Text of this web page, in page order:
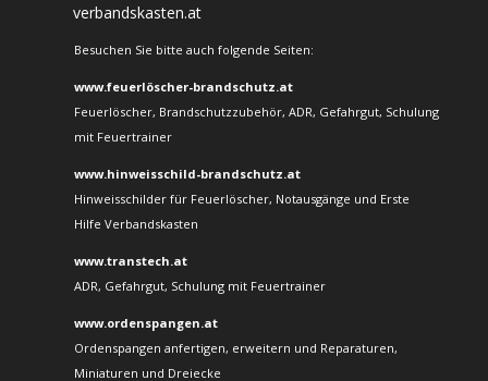
verbandskasten.at
Besuchen Sie bitte auch folgende Seiten:
www.feuerlöscher-brandschutz.at
Feuerlöscher, Brandschutzzubehör, ADR, Gefahrgut, Schulung
mit Feuertrainer
www.hinweisschild-brandschutz.at
Hinweisschilder für Feuerlöscher, Notausgänge und Erste
Hilfe Verbandskasten
www.transtech.at
ADR, Gefahrgut, Schulung mit Feuertrainer
www.ordenspangen.at
Ordenspangen anfertigen, erweitern und Reparaturen,
Miniaturen und Dreiecke